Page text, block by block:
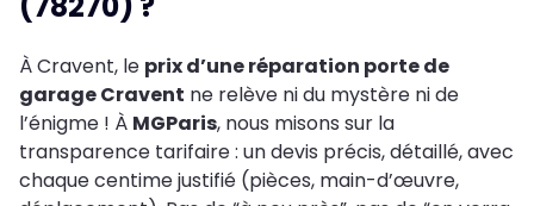
À Cravent, le prix d’une réparation porte de
garage Cravent ne relève ni du mystère ni de
l’énigme ! À MGParis, nous misons sur la
transparence tarifaire : un devis précis, détaillé, avec
chaque centime justifié (pièces, main-d’œuvre,